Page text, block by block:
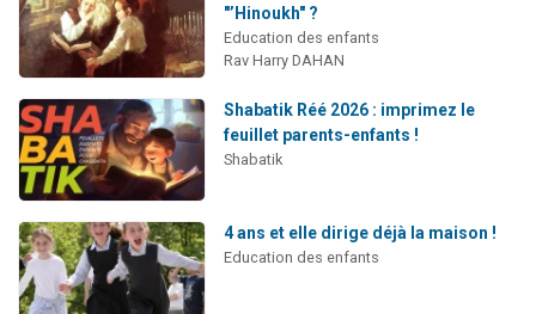
"’Hinoukh" ?
Education des enfants
Rav Harry DAHAN
Shabatik Réé 2026 : imprimez le
feuillet parents-enfants !
Shabatik
4 ans et elle dirige déjà la maison !
Education des enfants